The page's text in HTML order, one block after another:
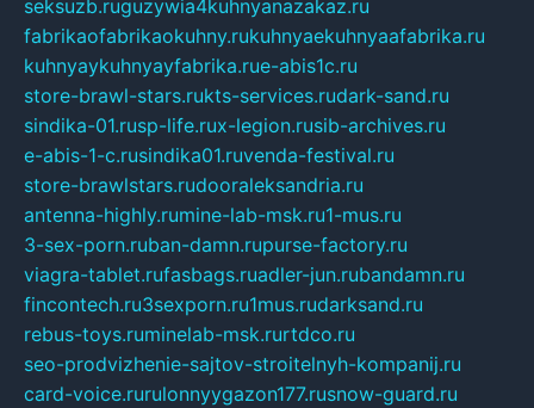
seksuzb.ruguzywia4kuhnyanazakaz.ru
fabrikaofabrikaokuhny.rukuhnyaekuhnyaafabrika.ru
kuhnyaykuhnyayfabrika.rue-abis1c.ru
store-brawl-stars.rukts-services.rudark-sand.ru
sindika-01.rusp-life.rux-legion.rusib-archives.ru
e-abis-1-c.rusindika01.ruvenda-festival.ru
store-brawlstars.rudooraleksandria.ru
antenna-highly.rumine-lab-msk.ru1-mus.ru
3-sex-porn.ruban-damn.rupurse-factory.ru
viagra-tablet.rufasbags.ruadler-jun.rubandamn.ru
fincontech.ru3sexporn.ru1mus.rudarksand.ru
rebus-toys.ruminelab-msk.rurtdco.ru
seo-prodvizhenie-sajtov-stroitelnyh-kompanij.ru
card-voice.rurulonnyygazon177.rusnow-guard.ru